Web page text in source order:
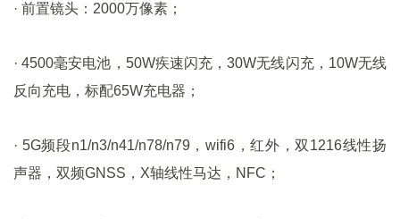
· 前置镜头：2000万像素；
· 4500毫安电池，50W疾速闪充，30W无线闪充，10W无线
反向充电，标配65W充电器；
· 5G频段n1/n3/n41/n78/n79，wifi6，红外，双1216线性扬
声器，双频GNSS，X轴线性马达，NFC；